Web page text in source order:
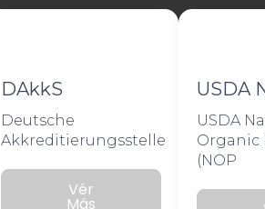
DAkkS
Deutsche
Akkreditierungsstelle
Vér
Más
USDA
USDA
Organic
(NOP